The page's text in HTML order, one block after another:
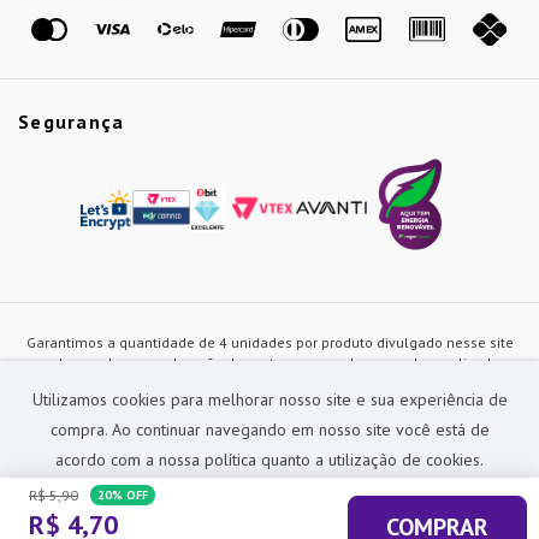
Utilizamos cookies para melhorar nosso site e sua experiência de
compra. Ao continuar navegando em nosso site você está de
acordo com a nossa política quanto a utilização de cookies.
R$ 5,90 20% OFF
R$ 4,70 COMPRAR
Segurança
Garantimos a quantidade de 4 unidades por produto divulgado nesse site
ou de acordo com a duração dos estoques, sendo as vendas realizadas
alterados a qualquer instante sem prévia comunicação e são exclusivos
para a loja virtual, não restando nenhuma obrigação de prática similar nas
lojas físicas da rede Preçolandia. Todas as imagens dos produtos são
meramente ilustrativas.
Preçolandia Comercial Ltda CNPJ: 62.270.186/0011-28
sac@precolandia.com.br - (11) 5445-1010